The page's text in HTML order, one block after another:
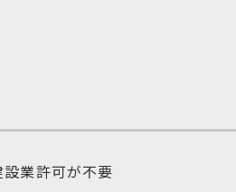
業許可が不要